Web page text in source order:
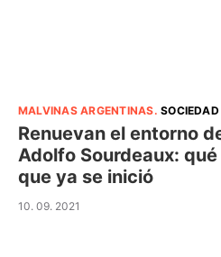
MALVINAS ARGENTINAS.SOCIEDAD
Renuevan el entorno
Adolfo Sourdeaux:
que ya se inició
10. 09. 2021